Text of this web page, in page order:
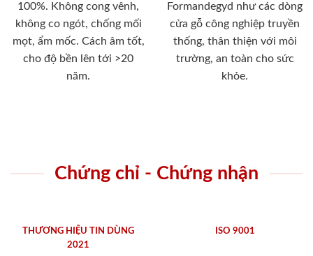
100%. Không cong vênh,
không co ngót, chống mối
mọt, ẩm mốc. Cách âm tốt,
cho độ bền lên tới >20
năm.
Formandegyd như các dòng
cửa gỗ công nghiệp truyền
thống, thân thiện với môi
trường, an toàn cho sức
khỏe.
Chứng chỉ - Chứng nhận
THƯƠNG HIỆU TIN DÙNG
2021
ISO 9001